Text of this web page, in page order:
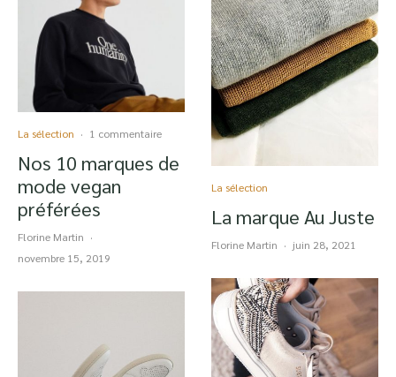
La sélection · 1 commentaire
Nos 10 marques de
mode vegan
préférées
Florine Martin ·
novembre 15, 2019
La sélection
La marque Au Juste
Florine Martin · juin 28, 2021